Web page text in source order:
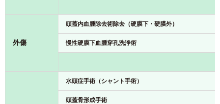
外傷
頭蓋内血腫除去術除去（硬膜下・硬膜外）
慢性硬膜下血腫穿孔洗浄術
水頭症手術（シャント手術）
頭蓋骨形成手術